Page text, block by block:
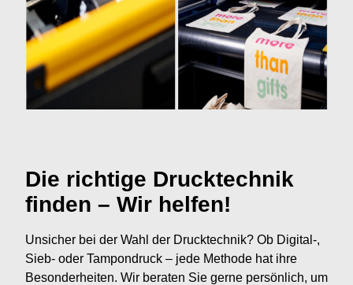
Die richtige Drucktechnik
finden – Wir helfen!
Unsicher bei der Wahl der Drucktechnik? Ob Digital-,
Sieb- oder Tampondruck – jede Methode hat ihre
Besonderheiten. Wir beraten Sie gerne persönlich, um